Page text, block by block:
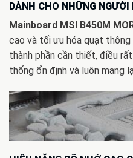
DÀNH CHO NHỮNG
Mainboard MSI B450M
cao và tối ưu hóa quạt
thành phần cần thiết, điều
thống ổn định và luôn mang